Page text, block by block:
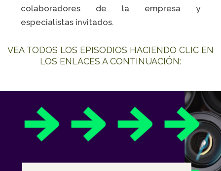
colaboradores de la empresa y
especialistas invitados.
VEA TODOS LOS EPISODIOS HACIENDO CLIC EN
LOS ENLACES A CONTINUACIÓN: